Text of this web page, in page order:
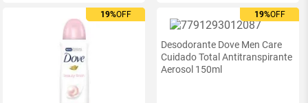
19%OFF
19%OFF 19%OFF
19%OFF
Desodorante Dove Men Care
Cuidado Total Antitranspirante
Aerosol 150ml